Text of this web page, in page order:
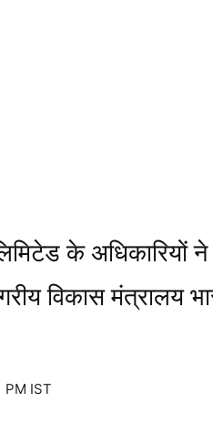
लिमिटेड के
विकास मंत्रालय
PM IST